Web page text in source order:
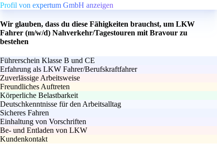
Profil von expertum GmbH anzeigen
Wir glauben, dass du diese Fähigkeiten brauchst, um LKW
Fahrer (m/w/d) Nahverkehr/Tagestouren mit Bravour zu
bestehen
Führerschein Klasse B und CE
Erfahrung als LKW Fahrer/Berufskraftfahrer
Zuverlässige Arbeitsweise
Freundliches Auftreten
Körperliche Belastbarkeit
Deutschkenntnisse für den Arbeitsalltag
Sicheres Fahren
Einhaltung von Vorschriften
Be- und Entladen von LKW
Kundenkontakt